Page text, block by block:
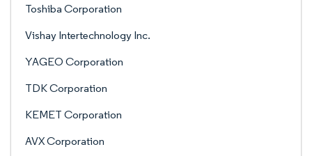
Toshiba Corporation
Vishay Intertechnology Inc.
YAGEO Corporation
TDK Corporation
KEMET Corporation
AVX Corporation